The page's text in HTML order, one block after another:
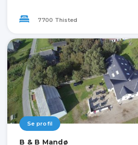
7700 Thisted
Se profil
B & B Mandø